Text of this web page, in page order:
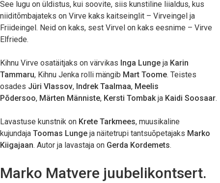
See lugu on üldistus, kui soovite, siis kunstiline liialdus, kus
niiditõmbajateks on Virve kaks kaitseinglit – Virveingel ja
Friideingel. Neid on kaks, sest Virvel on kaks eesnime – Virve
Elfriede.
Kihnu Virve osatäitjaks on värvikas Inga Lunge ja Karin
Tammaru, Kihnu Jenka rolli mängib Mart Toome. Teistes
osades Jüri Vlassov, Indrek Taalmaa, Meelis
Põdersoo, Märten Männiste, Kersti Tombakja Kaidi Soosaar.
Lavastuse kunstnik on Krete Tarkmees, muusikaline
kujundaja Toomas Lunge ja näitetrupi tantsuõpetajaks Marko
Kiigajaan. Autor ja lavastaja on Gerda Kordemets.
Marko Matvere juubelikontsert.